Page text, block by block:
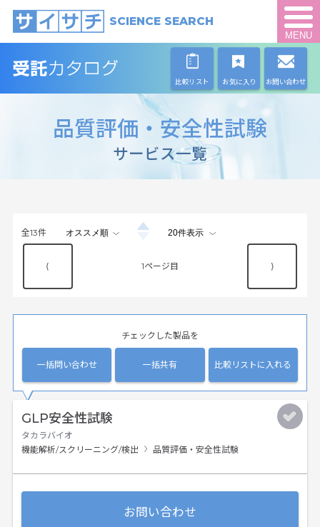
SCIENCE SEARCH
MENU
比較リスト お気に入り お問い合わせ
品質評価・安全性試験
サービス一覧
全13件
⟨ 1 ⟩
チェックした製品を
一括問い合わせ 一括共有 比較リストに入れる
GLP安全性試験
タカラバイオ
機能解析/スクリーニング/検出
品質評価・安全性試験
お問い合わせ